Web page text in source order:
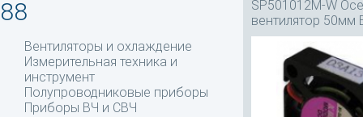
88
Вентиляторы и охлаждение
Измерительная техника и
инструмент
Полупроводниковые приборы
Приборы ВЧ и СВЧ
SP501012M-W
вентилятор 50мм